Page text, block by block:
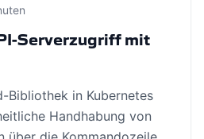
Serverzugriff mit
Bibliothek in Kubernetes
Handhabung von